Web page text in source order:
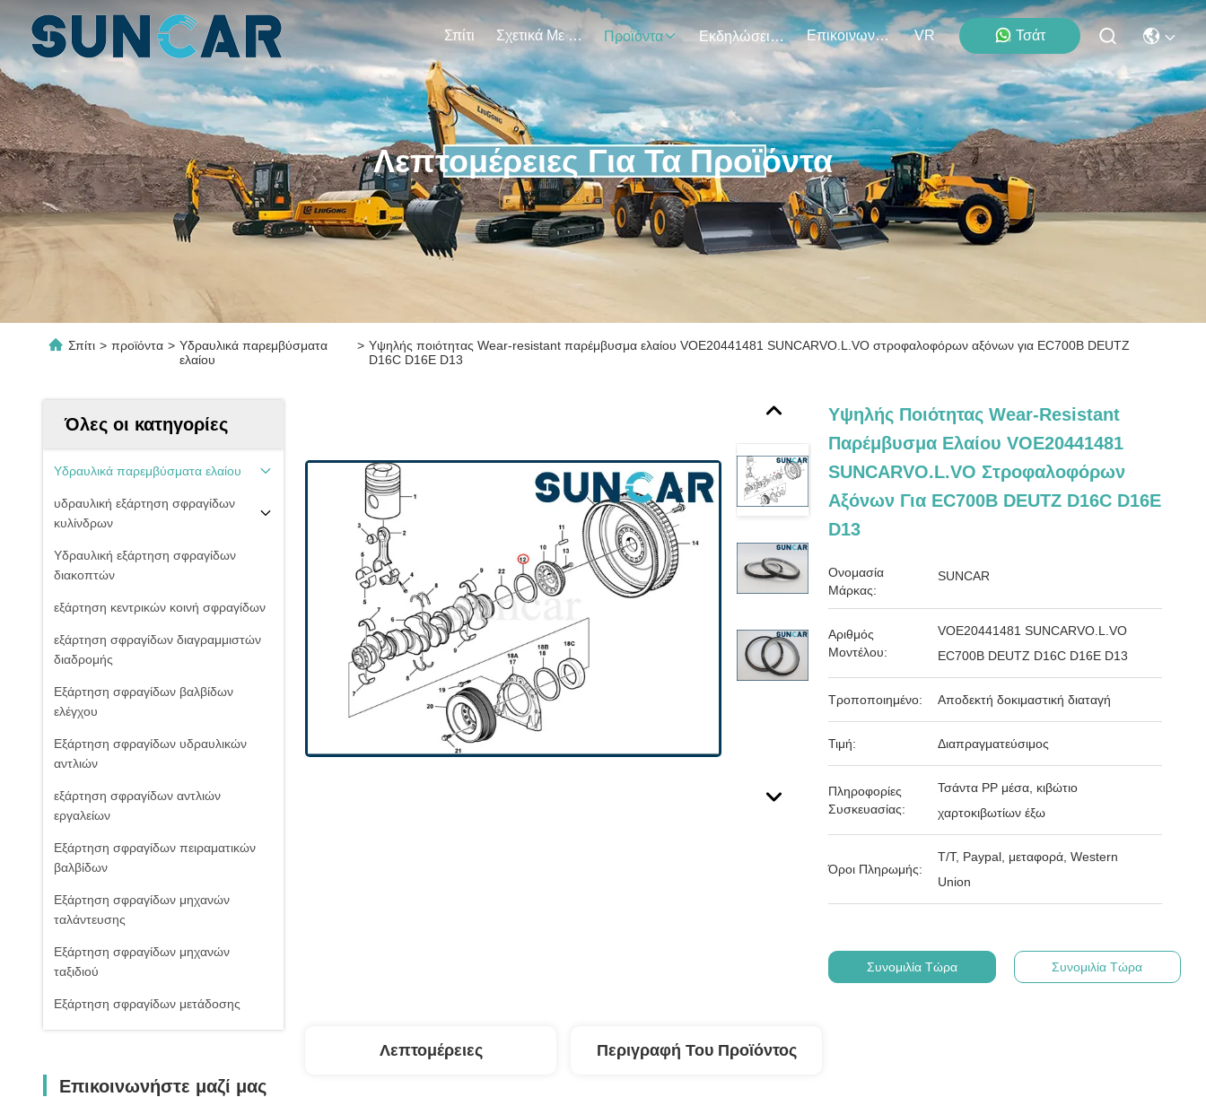
Σπίτι Σχετικά Με Εμάς Προϊόντα Εκδηλώσεις Επικοινωνήστε Μαζί Μας VR Τσάτ
Λεπτομέρειες Για Τα Προϊόντα
Σπίτι > προϊόντα > Υδραυλικά παρεμβύσματα
ελαίου
> Υψηλής ποιότητας Wear-resistant παρέμβυσμα ελαίου VOE20441481 SUNCARVO.L.VO στροφαλοφόρων αξόνων για EC700B DEUTZ
D16C D16E D13
Όλες οι κατηγορίες
Υδραυλικά παρεμβύσματα ελαίου
υδραυλική εξάρτηση σφραγίδων
κυλίνδρων
Υδραυλική εξάρτηση σφραγίδων
διακοπτών
εξάρτηση κεντρικών κοινή σφραγίδων
εξάρτηση σφραγίδων διαγραμμιστών
διαδρομής
Εξάρτηση σφραγίδων βαλβίδων
ελέγχου
Εξάρτηση σφραγίδων υδραυλικών
αντλιών
εξάρτηση σφραγίδων αντλιών
εργαλείων
Εξάρτηση σφραγίδων πειραματικών
βαλβίδων
Εξάρτηση σφραγίδων μηχανών
ταλάντευσης
Εξάρτηση σφραγίδων μηχανών
ταξιδιού
Εξάρτηση σφραγίδων μετάδοσης
Επικοινωνήστε μαζί μας
Υψηλής Ποιότητας Wear-Resistant
Παρέμβυσμα Ελαίου VOE20441481
SUNCARVO.L.VO Στροφαλοφόρων
Αξόνων Για EC700B DEUTZ D16C D16E
D13
Ονομασία
Μάρκας:
SUNCAR
Αριθμός
Μοντέλου:
VOE20441481 SUNCARVO.L.VO
EC700B DEUTZ D16C D16E D13
Τροποποιημένο: Αποδεκτή δοκιμαστική διαταγή
Τιμή: Διαπραγματεύσιμος
Πληροφορίες
Συσκευασίας:
Τσάντα PP μέσα, κιβώτιο
χαρτοκιβωτίων έξω
Όροι Πληρωμής:
T/T, Paypal, μεταφορά, Western
Union
Συνομιλία Τώρα Συνομιλία Τώρα
Λεπτομέρειες Περιγραφή Του Προϊόντος